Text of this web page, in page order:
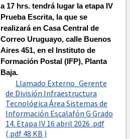
a 17 hrs. tendrá lugar la etapa IV
Prueba Escrita, la que se
realizará en Casa Central de
Correo Uruguayo, calle Buenos
Aires 451, en el Instituto de
Formación Postal (IFP), Planta
Baja.
Llamado Externo_Gerente
de División Infraestructura
Tecnológica Área Sistemas de
Información Escalafón G Grado
14. Etapa IV 16 abril 2026 .pdf
(.pdf 48 KB )